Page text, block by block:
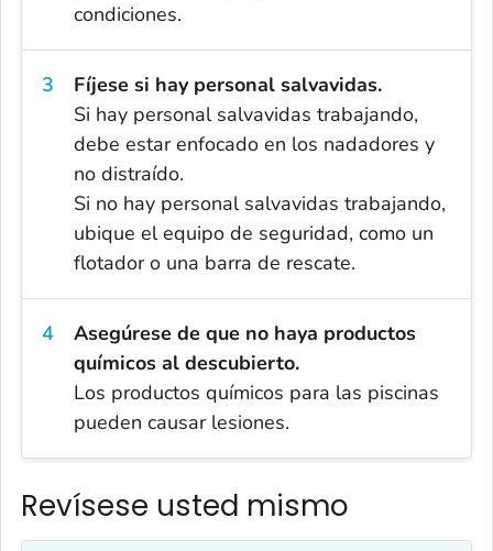
condiciones.
Fíjese si hay personal salvavidas.
Si hay personal salvavidas trabajando,
debe estar enfocado en los nadadores y
no distraído.
Si no hay personal salvavidas trabajando,
ubique el equipo de seguridad, como un
flotador o una barra de rescate.
Asegúrese de que no haya productos
químicos al descubierto.
Los productos químicos para las piscinas
pueden causar lesiones.
Revísese usted mismo